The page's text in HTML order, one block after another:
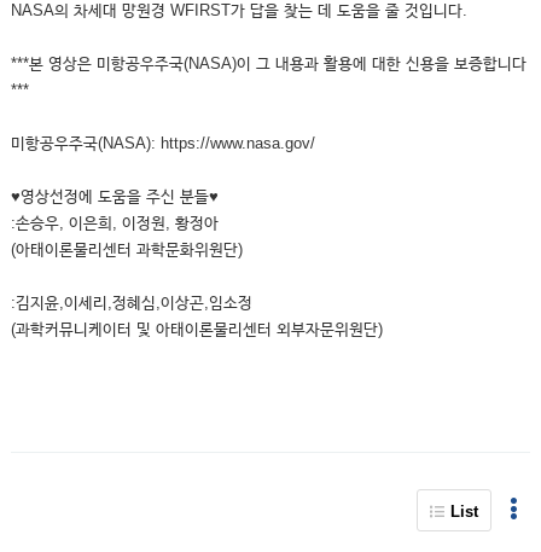
NASA의 차세대 망원경 WFIRST가 답을 찾는 데 도움을 줄 것입니다.
***본 영상은 미항공우주국(NASA)이 그 내용과 활용에 대한 신용을 보증합니다
***
미항공우주국(NASA): https://www.nasa.gov/
♥영상선정에 도움을 주신 분들♥
:손승우, 이은희, 이정원, 황정아
(아태이론물리센터 과학문화위원단)
:김지윤,이세리,정혜심,이상곤,임소정
(과학커뮤니케이터 및 아태이론물리센터 외부자문위원단)
List